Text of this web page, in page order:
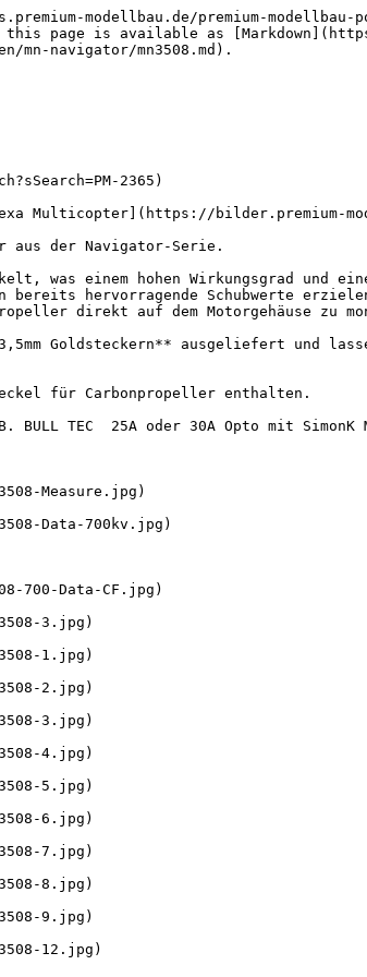
modellbau.de/premium-
page is available as
navigator/mn3508.md).
2365)
Multicopter](https://bilder.premium-
aus der Navigator-Serie.
was einem hohen Wirkungsgrad und
hervorragende Schubwerte
direkt auf dem Motorgehäuse zu
Goldsteckern** ausgeliefert und
für Carbonpropeller enthalten.
TEC  25A oder 30A Opto mit
Measure.jpg)
Data-700kv.jpg)
700-Data-CF.jpg)
3.jpg)
1.jpg)
2.jpg)
3.jpg)
4.jpg)
5.jpg)
6.jpg)
7.jpg)
8.jpg)
9.jpg)